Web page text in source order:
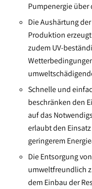
Pumpenergie
Die Aushärtung
Produktion
zudem UV-
Schnelle und
beschränken den
auf das
erlaubt den
geringerem
Die Entsorgung
umweltfreundlich
dem Einbau der